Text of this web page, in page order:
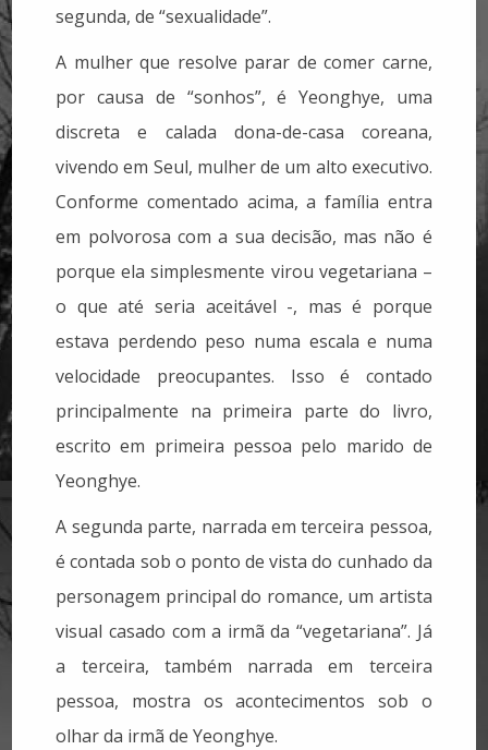
segunda, de “sexualidade”.
A mulher que resolve parar de comer carne,
por causa de “sonhos”, é Yeonghye, uma
discreta e calada dona-de-casa coreana,
vivendo em Seul, mulher de um alto executivo.
Conforme comentado acima, a família entra
em polvorosa com a sua decisão, mas não é
porque ela simplesmente virou vegetariana –
o que até seria aceitável -, mas é porque
estava perdendo peso numa escala e numa
velocidade preocupantes. Isso é contado
principalmente na primeira parte do livro,
escrito em primeira pessoa pelo marido de
Yeonghye.
A segunda parte, narrada em terceira pessoa,
é contada sob o ponto de vista do cunhado da
personagem principal do romance, um artista
visual casado com a irmã da “vegetariana”. Já
a terceira, também narrada em terceira
pessoa, mostra os acontecimentos sob o
olhar da irmã de Yeonghye.